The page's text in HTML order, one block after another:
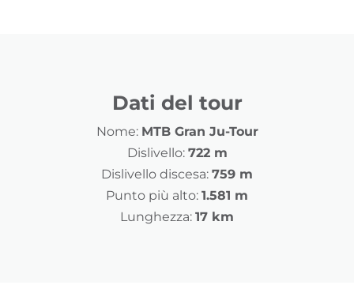
Dati del tour
Nome: MTB Gran Ju-Tour
Dislivello: 722 m
Dislivello discesa: 759 m
Punto più alto: 1.581 m
Lunghezza: 17 km